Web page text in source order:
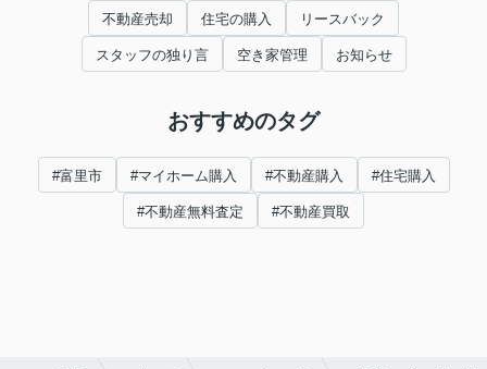
不動産売却 住宅の購入 リースバック
スタッフの独り言 空き家管理 お知らせ
おすすめのタグ
#富里市 #マイホーム購入 #不動産購入 #住宅購入
#不動産無料査定 #不動産買取